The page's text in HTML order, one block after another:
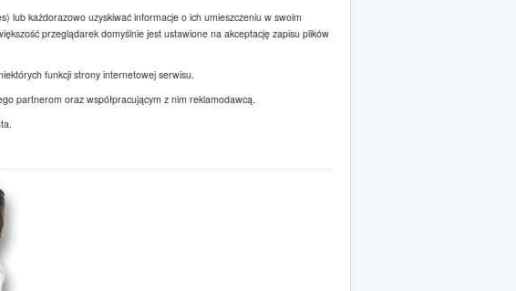
lub każdorazowo uzyskiwać informacje o ich umieszczeniu w swoim
przeglądarek domyślnie jest ustawione na akceptację zapisu plików
funkcji strony internetowej serwisu.
partnerom oraz współpracującym z nim reklamodawcą.